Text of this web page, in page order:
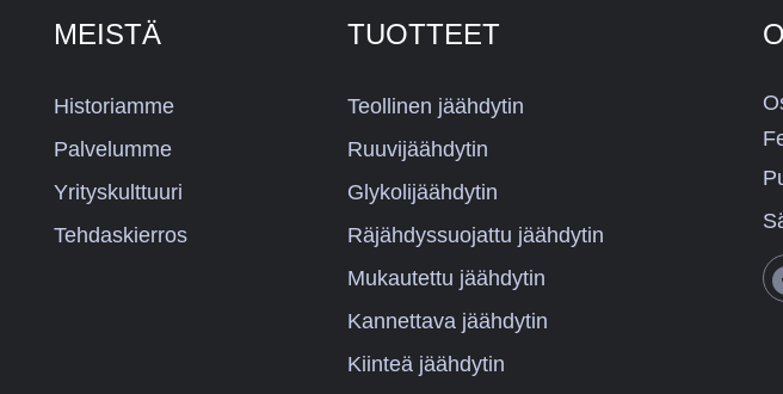
MEISTÄ
Historiamme
Palvelumme
Yrityskulttuuri
Tehdaskierros
TUOTTEET
Teollinen jäähdytin
Ruuvijäähdytin
Glykolijäähdytin
Räjähdyssuojattu jäähdytin
Mukautettu jäähdytin
Kannettava jäähdytin
Kiinteä jäähdytin